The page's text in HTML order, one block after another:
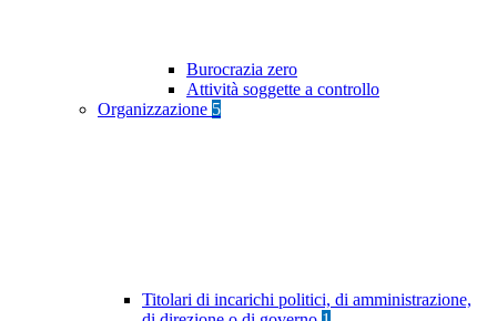
Burocrazia zero
Attività soggette a controllo
Organizzazione 5
Titolari di incarichi politici, di amministrazione,